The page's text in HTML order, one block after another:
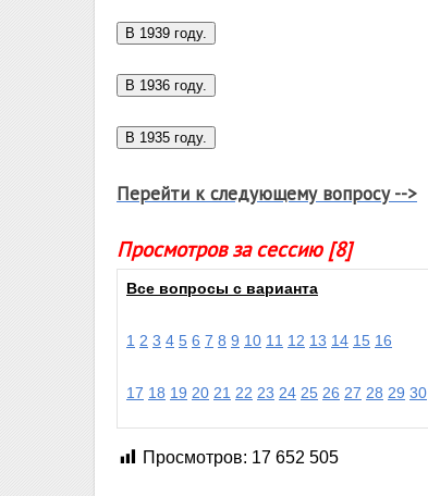
Перейти к следующему вопросу -->
Просмотров за сессию [8]
Все вопросы с варианта
1 2 3 4 5 6 7 8 9 10 11 12 13 14 15 16
17 18 19 20 21 22 23 24 25 26 27 28 29 30
Просмотров: 17 652 505